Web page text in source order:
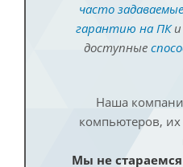
часто
гарантию на ПКи
доступные
Наша
компьютеров,
Мы не